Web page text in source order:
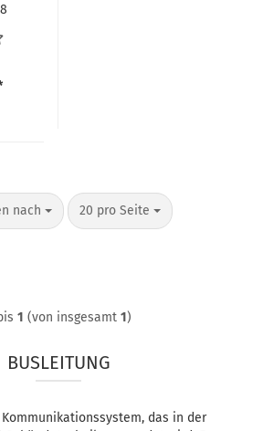
nach
nach 20 pro Seite
pro Seite
1 (von insgesamt 1)
BUSLEITUNG
das in der